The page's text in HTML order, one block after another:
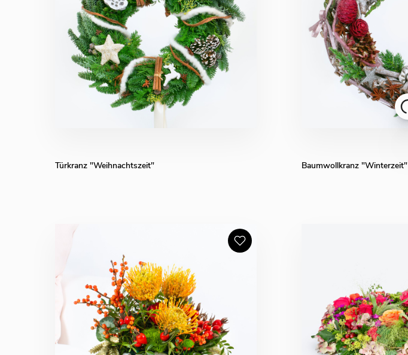
Türkranz "Weihnachtszeit" Baumwollkranz "Winterzeit"